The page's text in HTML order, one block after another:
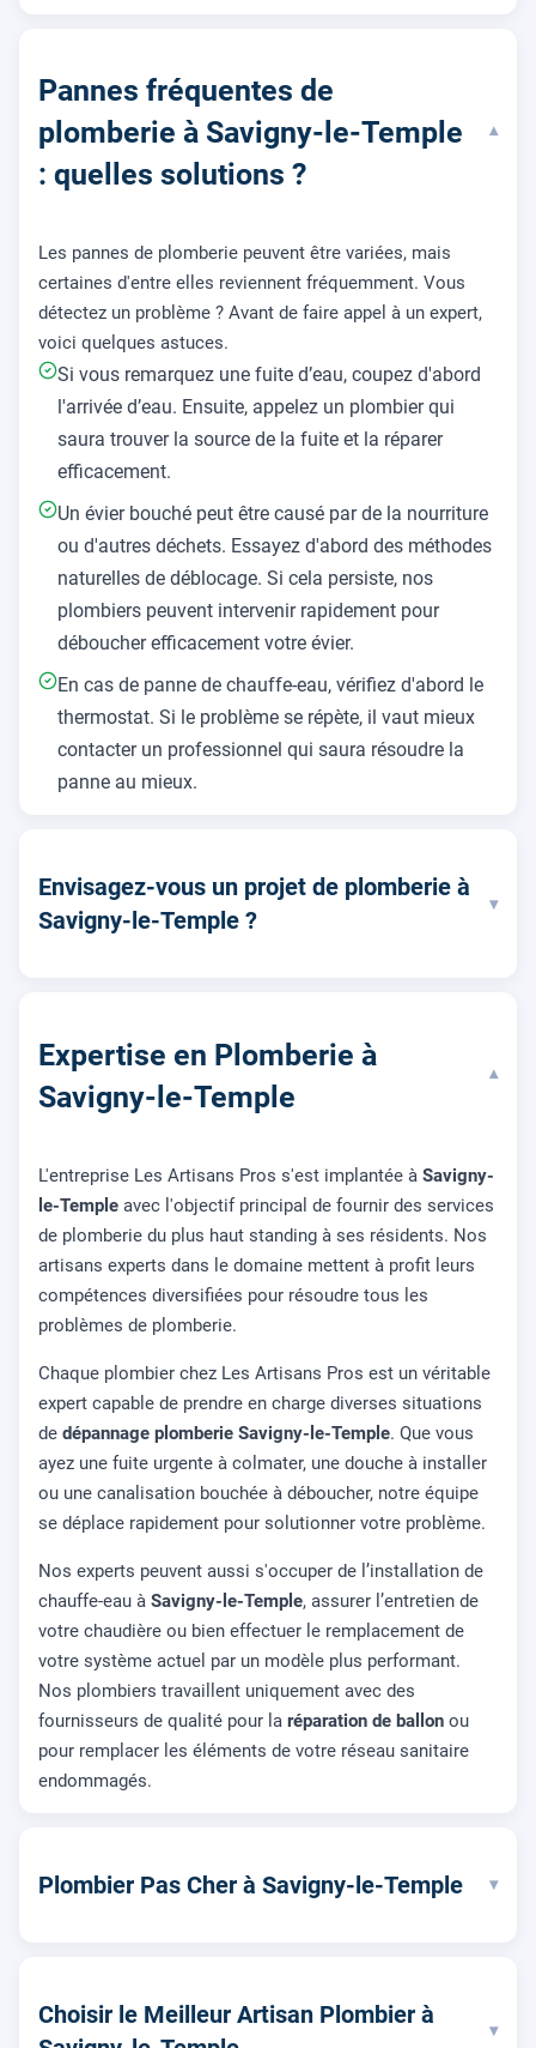
Pannes fréquentes de
plomberie à Savigny-le-Temple
: quelles solutions ?
▾
Les pannes de plomberie peuvent être variées, mais
certaines d'entre elles reviennent fréquemment. Vous
détectez un problème ? Avant de faire appel à un expert,
voici quelques astuces.
Si vous remarquez une fuite d’eau, coupez d'abord
l'arrivée d’eau. Ensuite, appelez un plombier qui
saura trouver la source de la fuite et la réparer
efficacement.
Un évier bouché peut être causé par de la nourriture
ou d'autres déchets. Essayez d'abord des méthodes
naturelles de déblocage. Si cela persiste, nos
plombiers peuvent intervenir rapidement pour
déboucher efficacement votre évier.
En cas de panne de chauffe-eau, vérifiez d'abord le
thermostat. Si le problème se répète, il vaut mieux
contacter un professionnel qui saura résoudre la
panne au mieux.
Envisagez-vous un projet de plomberie à
Savigny-le-Temple ?
▾
Expertise en Plomberie à
Savigny-le-Temple
▾
L'entreprise Les Artisans Pros s'est implantée à Savigny-
le-Temple avec l'objectif principal de fournir des services
de plomberie du plus haut standing à ses résidents. Nos
artisans experts dans le domaine mettent à profit leurs
compétences diversifiées pour résoudre tous les
problèmes de plomberie.
Chaque plombier chez Les Artisans Pros est un véritable
expert capable de prendre en charge diverses situations
de dépannage plomberie Savigny-le-Temple. Que vous
ayez une fuite urgente à colmater, une douche à installer
ou une canalisation bouchée à déboucher, notre équipe
se déplace rapidement pour solutionner votre problème.
Nos experts peuvent aussi s'occuper de l’installation de
chauffe-eau à Savigny-le-Temple, assurer l’entretien de
votre chaudière ou bien effectuer le remplacement de
votre système actuel par un modèle plus performant.
Nos plombiers travaillent uniquement avec des
fournisseurs de qualité pour la réparation de ballon ou
pour remplacer les éléments de votre réseau sanitaire
endommagés.
Plombier Pas Cher à Savigny-le-Temple ▾
Choisir le Meilleur Artisan Plombier à
▾